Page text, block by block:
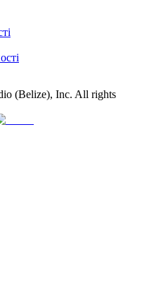
(Belize), Inc. All rights